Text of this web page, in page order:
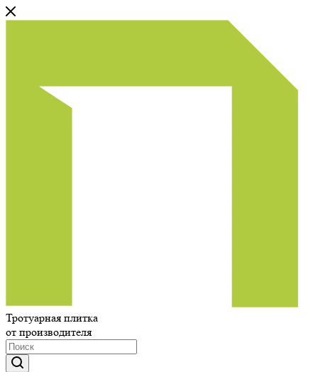
Тротуарная плитка
от производителя